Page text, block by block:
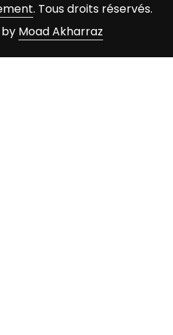
. Tous droits réservés.
Moad Akharraz